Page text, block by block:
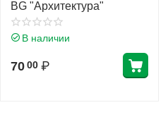
BG "Архитектура"
В наличии
70 00 ₽